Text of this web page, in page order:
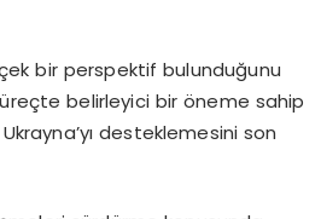
bir perspektif bulunduğunu
süreçte belirleyici bir öneme sahip
desteklemesini son